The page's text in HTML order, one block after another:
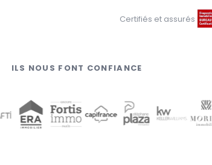
Certifiés et assurés
ILS NOUS FONT CONFIANCE